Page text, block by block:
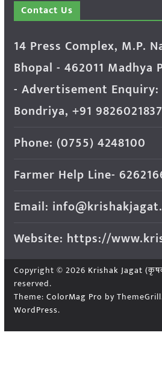
Contact Us
14 Press Complex, M.P.
Bhopal - 462011 Madhya
- Advertisement Enquiry:
Bondriya, +91 9826021837
Phone: (0755) 4248100
Farmer Help Line-
Email:
Website: https://
Copyright © 2026 Krishak Jagat
reserved.
Theme: ColorMag Pro by
WordPress.